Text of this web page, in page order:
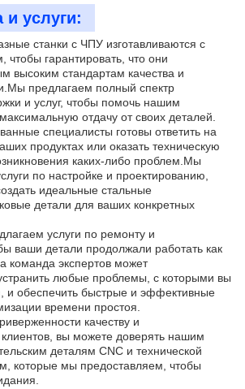
и услуги:
станки с ЧПУ изготавливаются с
чтобы гарантировать, что они
высоким стандартам качества и
предлагаем полный спектр
и услуг, чтобы помочь нашим
отдачу от своих деталей.
специалисты готовы ответить на
продуктах или оказать техническую
каких-либо проблем.Мы
по настройке и проектированию,
идеальные стальные
детали для ваших конкретных
услуги по ремонту и
ваши детали продолжали работать как
экспертов может
любые проблемы, с которыми вы
и обеспечить быстрые и эффективные
времени простоя.
качеству и
клиентов, вы можете доверять нашим
деталям CNC и технической
которые мы предоставляем, чтобы